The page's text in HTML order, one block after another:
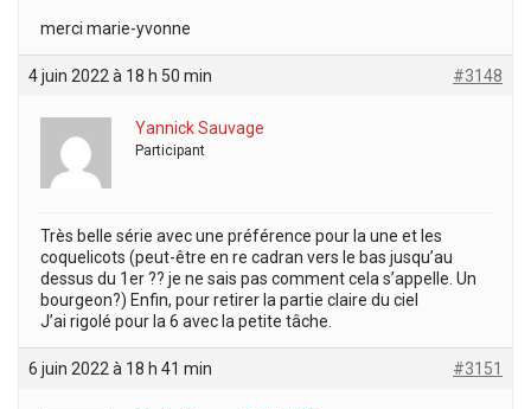
merci marie-yvonne
4 juin 2022 à 18 h 50 min #3148
Yannick Sauvage
Participant
Très belle série avec une préférence pour la une et les
coquelicots (peut-être en re cadran vers le bas jusqu’au
dessus du 1er ?? je ne sais pas comment cela s’appelle. Un
bourgeon?) Enfin, pour retirer la partie claire du ciel
J’ai rigolé pour la 6 avec la petite tâche.
6 juin 2022 à 18 h 41 min #3151